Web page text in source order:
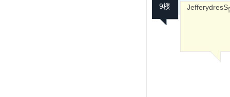
9楼 JefferydresS